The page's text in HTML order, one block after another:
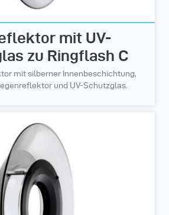
mit UV-
zu Ringflash C
mit silberner Innenbeschichtung,
und UV-Schutzglas.